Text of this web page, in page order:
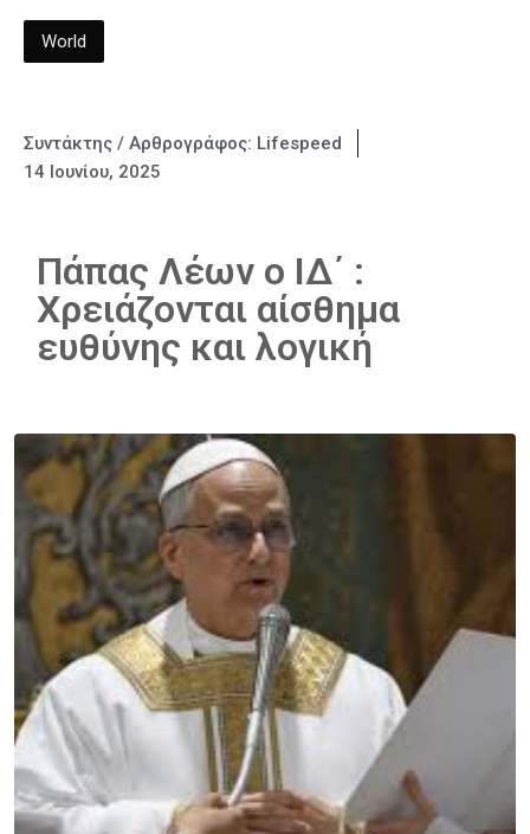
World
Συντάκτης / Αρθρογράφος: Lifespeed
14 Ιουνίου, 2025
Πάπας Λέων ο ΙΔ΄ :
Xρειάζονται αίσθημα
ευθύνης και λογική